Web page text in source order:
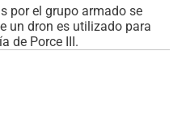
por el grupo armado se
un dron es utilizado para
de Porce III.